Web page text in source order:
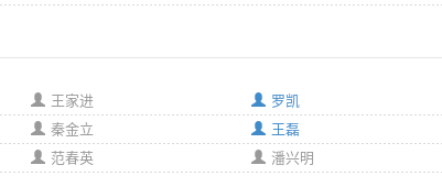
王家进
罗凯
秦金立
王磊
范春英
潘兴明